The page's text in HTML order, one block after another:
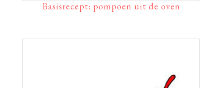
Basisrecept: pompoen uit de oven